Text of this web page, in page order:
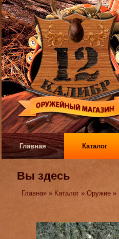
Главная Каталог
Вы здесь
Главная » Каталог »Оружие »